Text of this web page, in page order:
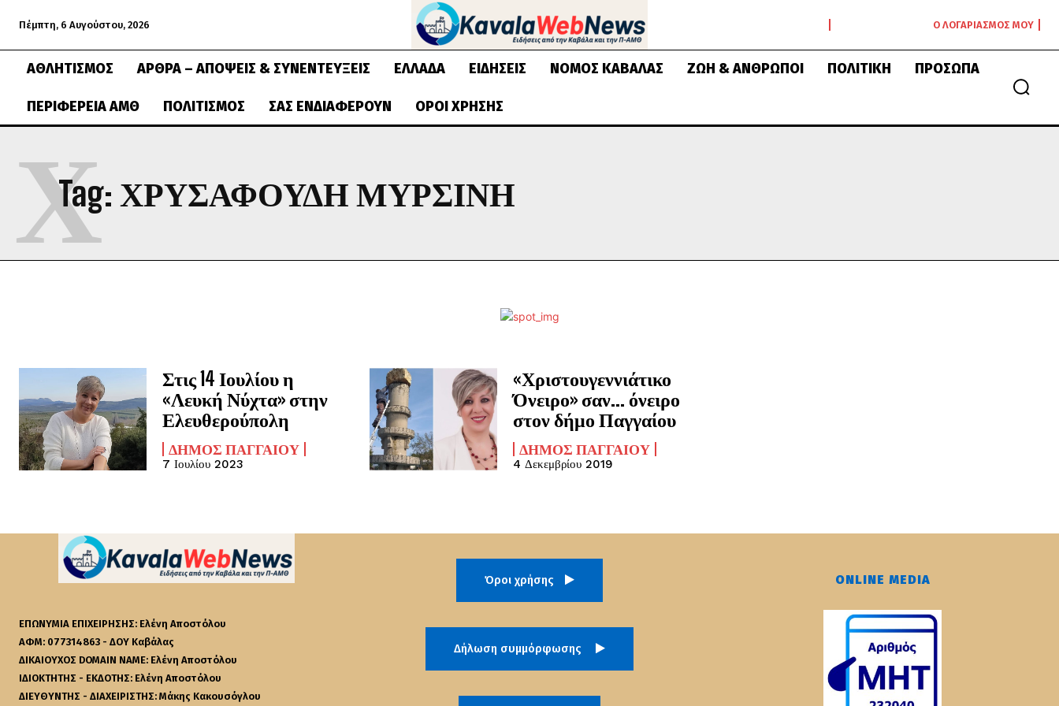
Πέμπτη, 6 Αυγούστου, 2026 Ο ΛΟΓΑΡΙΑΣΜΌΣ ΜΟΥ
ΑΘΛΗΤΙΣΜΌΣ ΆΡΘΡΑ – ΑΠΌΨΕΙΣ & ΣΥΝΕΝΤΕΎΞΕΙΣ ΕΛΛΆΔΑ ΕΙΔΉΣΕΙΣ ΝΟΜΌΣ ΚΑΒΆΛΑΣ ΖΩΉ & ΆΝΘΡΩΠΟΙ ΠΟΛΙΤΙΚΉ ΠΡΌΣΩΠΑ
ΠΕΡΙΦΈΡΕΙΑ ΑΜΘ ΠΟΛΙΤΙΣΜΌΣ ΣΑΣ ΕΝΔΙΑΦΈΡΟΥΝ ΌΡΟΙ ΧΡΉΣΗΣ
Tag: ΧΡΥΣΑΦΟΎΔΗ ΜΥΡΣΊΝΗ
Χ
Στις 14 Ιουλίου η
«Λευκή Νύχτα» στην
Ελευθερούπολη
ΔΉΜΟΣ ΠΑΓΓΑΊΟΥ
7 Ιουλίου 2023
«Χριστουγεννιάτικο
Όνειρο» σαν… όνειρο
στον δήμο Παγγαίου
ΔΉΜΟΣ ΠΑΓΓΑΊΟΥ
4 Δεκεμβρίου 2019
ΕΠΩΝΥΜΙΑ ΕΠΙΧΕΙΡΗΣΗΣ: Ελένη Αποστόλου
ΑΦΜ: 077314863 - ΔΟΥ Καβάλας
ΔΙΚΑΙΟΥΧΟΣ DOMAIN NAME: Ελένη Αποστόλου
ΙΔΙΟΚΤΗΤΗΣ - ΕΚΔΟΤΗΣ: Ελένη Αποστόλου
ΔΙΕΥΘΥΝΤΗΣ - ΔΙΑΧΕΙΡΙΣΤΗΣ: Μάκης Κακουσόγλου
Όροι χρήσης
Δήλωση συμμόρφωσης
ONLINE MEDIA